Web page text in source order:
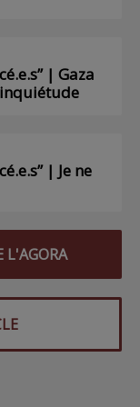
| Gaza
| Je ne
L'AGORA